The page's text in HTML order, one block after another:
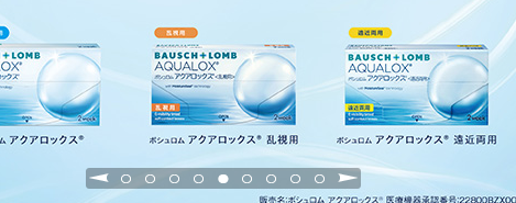
1 2 3 4 5 6 7 8 9